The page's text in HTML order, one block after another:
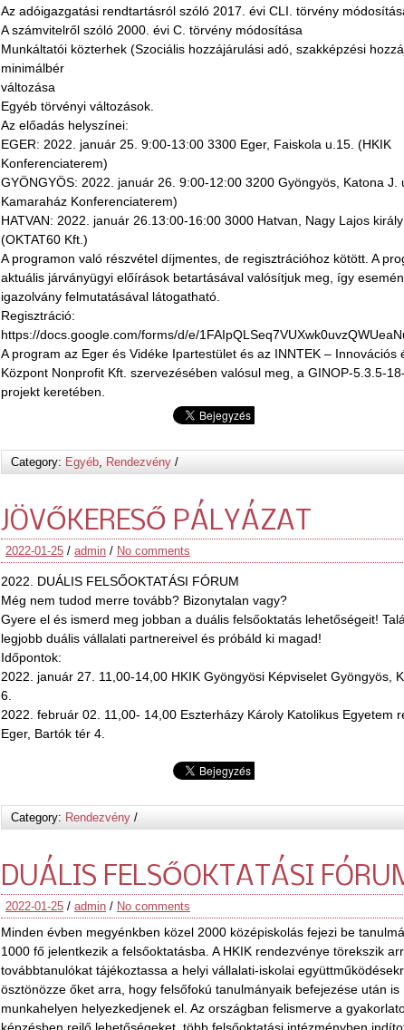
Az adóigazgatási rendtartásról szóló 2017. évi CLI. törvény
A számvitelről szóló 2000. évi C. törvény módosítása
Munkáltatói közterhek (Szociális hozzájárulási adó, szakképzési
minimálbér
változása
Egyéb törvényi változások.
Az előadás helyszínei:
EGER: 2022. január 25. 9:00-13:00 3300 Eger, Faiskola u.15. (HKIK
Konferenciaterem)
GYÖNGYÖS: 2022. január 26. 9:00-12:00 3200 Gyöngyös, Katona J.
Kamaraház Konferenciaterem)
HATVAN: 2022. január 26.13:00-16:00 3000 Hatvan, Nagy Lajos király
(OKTAT60 Kft.)
A programon való részvétel díjmentes, de regisztrációhoz kötött. A
aktuális járványügyi előírások betartásával valósítjuk meg, így
igazolvány felmutatásával látogatható.
Regisztráció:
https://docs.google.com/forms/d/e/
A program az Eger és Vidéke Ipartestület és az INNTEK – Innovációs
Központ Nonprofit Kft. szervezésében valósul meg, a GINOP-5.3.5-
projekt keretében.
Category: Egyéb, Rendezvény /
JÖVŐKERESŐ PÁLYÁZAT
2022-01-25 / admin / No comments
2022. DUÁLIS FELSŐOKTATÁSI FÓRUM
Még nem tudod merre tovább? Bizonytalan vagy?
Gyere el és ismerd meg jobban a duális felsőoktatás lehetőségeit!
legjobb duális vállalati partnereivel és próbáld ki magad!
Időpontok:
2022. január 27. 11,00-14,00 HKIK Gyöngyösi Képviselet Gyöngyös,
6.
2022. február 02. 11,00- 14,00 Eszterházy Károly Katolikus Egyetem
Eger, Bartók tér 4.
Category: Rendezvény /
DUÁLIS FELSŐOKTATÁSI
2022-01-25 / admin / No comments
Minden évben megyénkben közel 2000 középiskolás fejezi be
1000 fő jelentkezik a felsőoktatásba. A HKIK rendezvénye törekszik
továbbtanulókat tájékoztassa a helyi vállalati-iskolai
ösztönözze őket arra, hogy felsőfokú tanulmányaik befejezése után is
munkahelyen helyezkedjenek el. Az országban felismerve a